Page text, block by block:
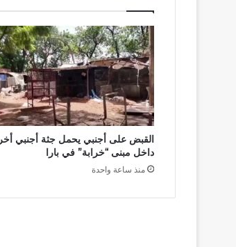
القبض على أجنبي يحمل جثة أجنبي أخر
داخل مبنى “خرابة” في بارا
منذ ساعة واحدة